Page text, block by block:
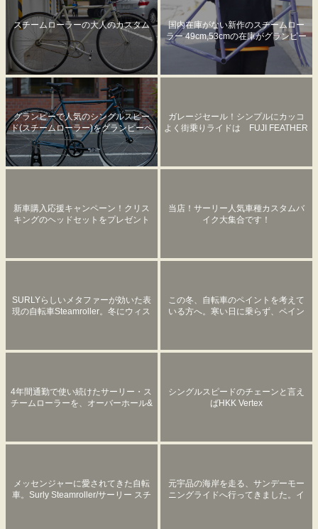
スチームローラーの大人のカスタム
国内在庫がない新作のスチームロー
ラー 49cm,53cmの在庫がグランピー
にあります！
グランピーで人気のシングルスピー
ド(スチームローラー)をグランピーペ
イントしました！
ガレージセール！シンプルにカッコ
よく街乗りライドは FUJI FEATHER
新車購入応援キャンペーン！クリス
キングのヘッドセットをプレゼント
当店！サーリー人気車種カスタムバ
イク大集合です！
SURLYらしいメタファーが効いた表
現の自転車Steamroller。冬にウィス
この冬、自転車のペイントを考えて
いる方へ。寒い日に乗らず、ペイン
4年間通勤で使い続けたサーリー・ス
チームローラーを、オーバーホール&
シングルスピードのチェーンと言え
ばHKK Vertex
メッセンジャーに愛されてきた自転
車。Surly Steamroller/サーリー スチ
元宇品の海岸を走る、サンデーモー
ニングライドへ行ってきました。イ